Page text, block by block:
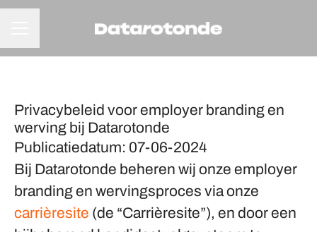
CARRIÈREMENU
Privacybeleid voor employer branding en
werving bij Datarotonde
Publicatiedatum: 07-06-2024
Bij Datarotonde beheren wij onze employer
branding en wervingsproces via onze
carrièresite (de “Carrièresite”), en door een